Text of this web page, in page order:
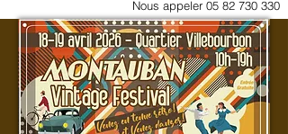
Nous appeler 05 82 730 330